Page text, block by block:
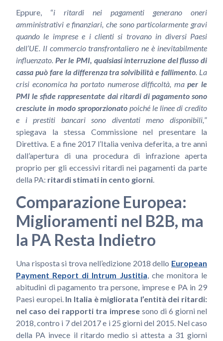
Eppure, “i ritardi nei pagamenti generano oneri
amministrativi e finanziari, che sono particolarmente gravi
quando le imprese e i clienti si trovano in diversi Paesi
dell’UE. Il commercio transfrontaliero ne è inevitabilmente
influenzato. Per le PMI, qualsiasi interruzione del flusso di
cassa può fare la differenza tra solvibilità e fallimento . La
crisi economica ha portato numerose difficoltà, maper le
PMI le sfide rappresentate dai ritardi di pagamento sono
cresciute in modo sproporzionato poiché le linee di credito
e i prestiti bancari sono diventati meno disponibili, ”
spiegava la stessa Commissione nel presentare la
Direttiva. E a fine 2017 l’Italia veniva deferita, a tre anni
dall’apertura di una procedura di infrazione aperta
proprio per gli eccessivi ritardi nei pagamenti da parte
della PA: ritardi stimati in cento giorni
Comparazione Europea:
Miglioramenti nel B2B, ma
la PA Resta Indietro
Una risposta si trova nell’edizione 2018 dello European
Payment Report di Intrum Justitia, che monitora le
abitudini di pagamento tra persone, imprese e PA in 29
Paesi europei. In Italia è migliorata l’entità dei ritardi:
nel caso dei rapporti tra impresesono di 6 giorni nel
2018, contro i 7 del 2017 e i 25 giorni del 2015. Nel caso
della PA invece il ritardo medio si attesta a 31 giorni